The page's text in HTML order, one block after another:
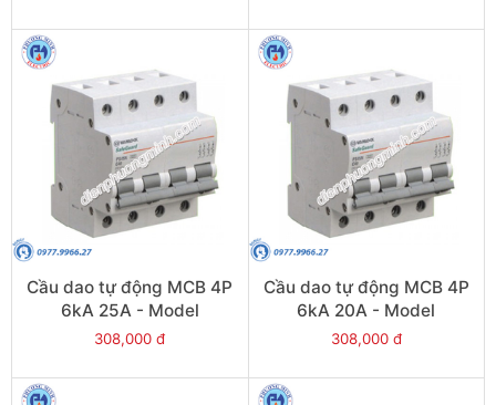
Cầu dao tự động MCB 4P
6kA 25A - Model
PS45S/C4025
308,000 đ
Cầu dao tự động MCB 4P
6kA 20A - Model
PS45S/C4020
308,000 đ